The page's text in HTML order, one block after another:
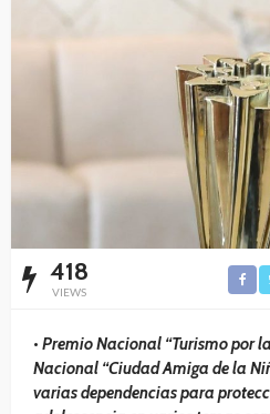
418
VIEWS
• Premio Nacional “Turismo por
Nacional “Ciudad Amiga de la
varias dependencias para